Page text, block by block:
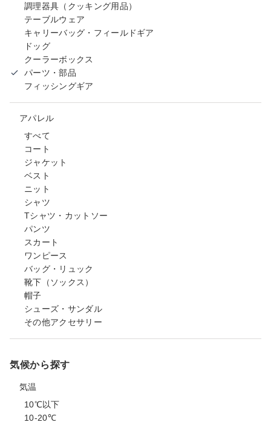
調理器具（クッキング用品）
テーブルウェア
キャリーバッグ・フィールドギア
ドッグ
クーラーボックス
パーツ・部品
フィッシングギア
アパレル
すべて
コート
ジャケット
ベスト
ニット
シャツ
Tシャツ・カットソー
パンツ
スカート
ワンピース
バッグ・リュック
靴下（ソックス）
帽子
シューズ・サンダル
その他アクセサリー
気候から探す
気温
10℃以下
10-20℃